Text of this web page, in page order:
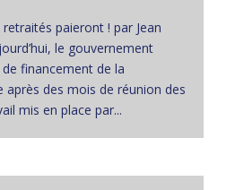
paieront ! par Jean
le gouvernement
financement de la
après des mois de réunion des
mis en place par...